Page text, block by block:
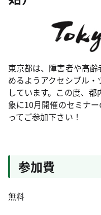
東京都は、障害者や高
めるようアクセシブル
しています。この度、
象に10月開催のセミナ
ってご参加下さい！
参加費
無料